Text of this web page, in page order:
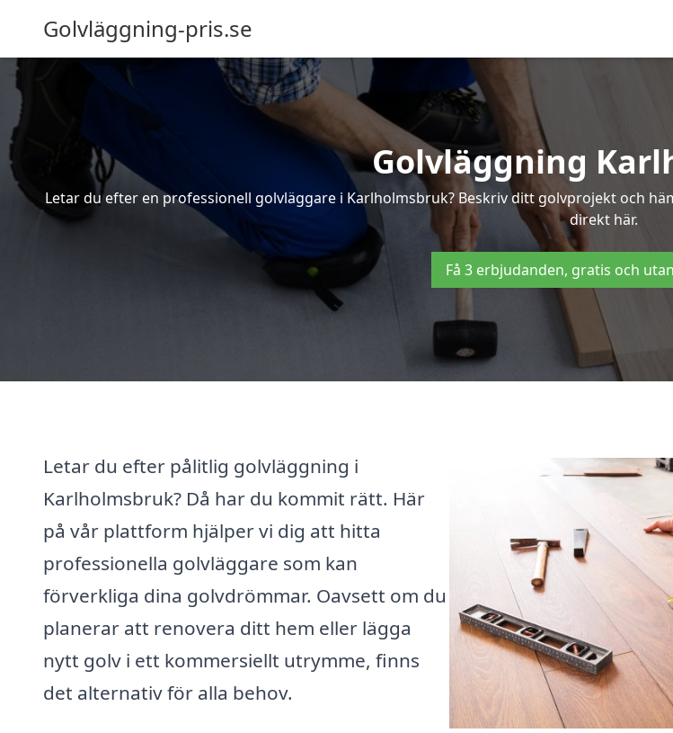
Golvläggning-pris.se
Golvläggning
Letar du efter en professionell golvläggare i Karlholmsbruk? Beskriv ditt golvprojekt och
direkt här.
Få 3 erbjudanden, gratis och
Letar du efter pålitlig golvläggning i
Karlholmsbruk? Då har du kommit rätt. Här
på vår plattform hjälper vi dig att hitta
professionella golvläggare som kan
förverkliga dina golvdrömmar. Oavsett om du
planerar att renovera ditt hem eller lägga
nytt golv i ett kommersiellt utrymme, finns
det alternativ för alla behov.